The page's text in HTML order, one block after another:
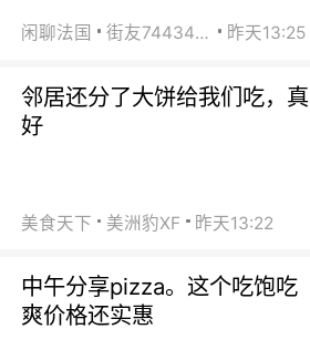
闲聊法国 街友74434350 昨天13:25
邻居还分了大饼给我们吃，真
好
美食天下 美洲豹XF 昨天13:22
中午分享pizza。这个吃饱吃
爽价格还实惠